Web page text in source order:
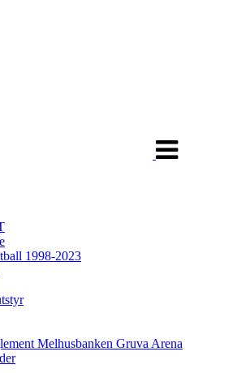
1998-2023
Melhusbanken Gruva Arena